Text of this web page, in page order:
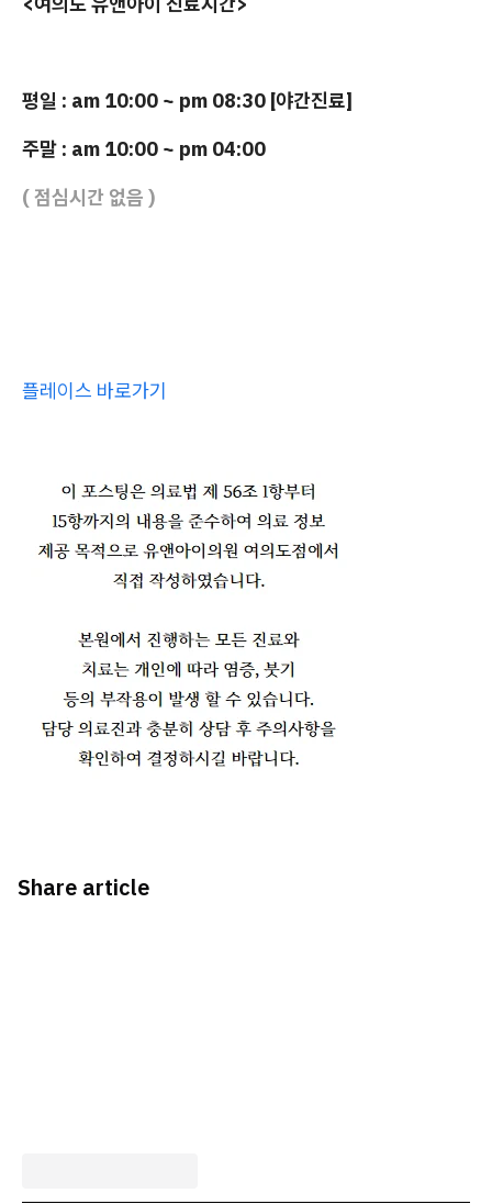
평일 : am 10:00 ~ pm 08:30 [야간진료]
주말 : am 10:00 ~ pm 04:00
( 점심시간 없음 )
플레이스 바로가기
Share article